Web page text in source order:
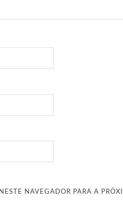
NAVEGADOR PARA A